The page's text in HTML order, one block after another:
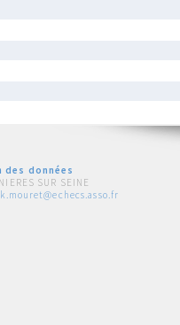
données
SUR SEINE